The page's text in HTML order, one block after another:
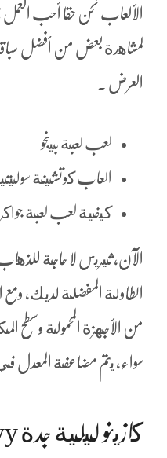
الألعاب نحن حقا أحب العمل
لمشاهدة بعض من أفضل
العرض .
لعب لعبة بينجو
العاب كوتشينة
كيفية لعب لعبة جواكر
الآن, ثيريس لا حاجة
من الأجهزة المحمولة وسطح
سواء، يتم مضاعفة المعدل
كازينو ليلية جدة Yyy